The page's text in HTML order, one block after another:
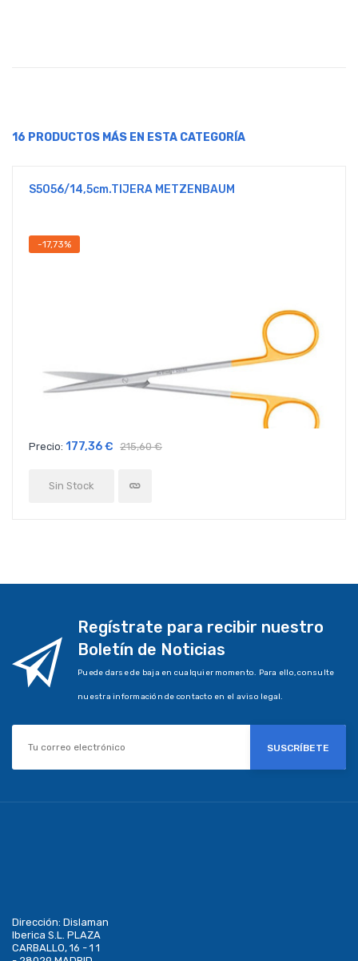
16 PRODUCTOS MÁS EN ESTA CATEGORÍA
S5056/14,5cm.TIJERA METZENBAUM
-17,73%
Precio: 177,36 € 215,60 €
Sin Stock
Regístrate para recibir nuestro
Boletín de Noticias
Puede darse de baja en cualquier momento. Para ello, consulte
nuestra información de contacto en el aviso legal.
SUSCRÍBETE
Dirección: Dislaman
Iberica S.L. PLAZA
CARBALLO, 16 - 1 1